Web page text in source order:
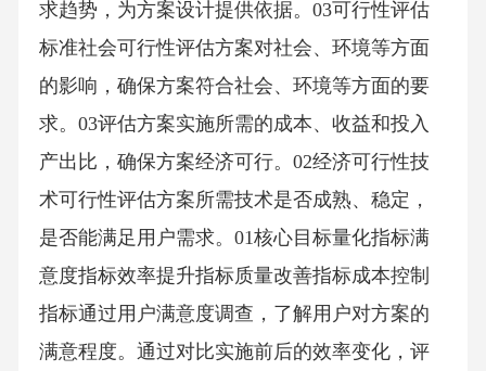
求趋势，为方案设计提供依据。03可行性评估
标准社会可行性评估方案对社会、环境等方面
的影响，确保方案符合社会、环境等方面的要
求。03评估方案实施所需的成本、收益和投入
产出比，确保方案经济可行。02经济可行性技
术可行性评估方案所需技术是否成熟、稳定，
是否能满足用户需求。01核心目标量化指标满
意度指标效率提升指标质量改善指标成本控制
指标通过用户满意度调查，了解用户对方案的
满意程度。通过对比实施前后的效率变化，评